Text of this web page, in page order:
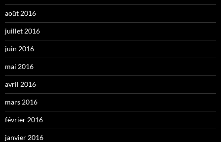
août 2016
juillet 2016
juin 2016
mai 2016
avril 2016
mars 2016
février 2016
janvier 2016